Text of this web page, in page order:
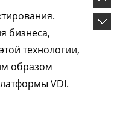
бизнеса,
технологии,
образом
VDI.